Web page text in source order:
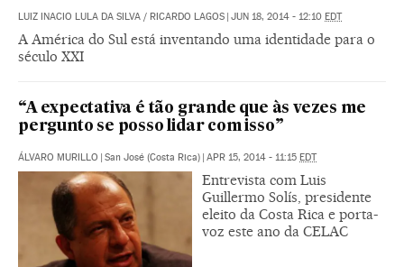
LUIZ INACIO LULA DA SILVA / RICARDO LAGOS | JUN 18, 2014 - 12:10 EDT
A América do Sul está inventando uma identidade para o
século XXI
“A expectativa é tão grande que às vezes me
pergunto se posso lidar com isso”
ÁLVARO MURILLO | San José (Costa Rica) | APR 15, 2014 - 11:15 EDT
Entrevista com Luis
Guillermo Solís, presidente
eleito da Costa Rica e porta-
voz este ano da CELAC